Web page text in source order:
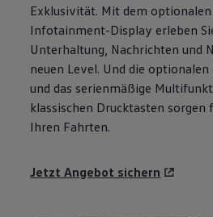
Exklusivität. Mit dem
Infotainment-Display erleben
Unterhaltung, Nachrichten und
neuen Level. Und die
und das serienmäßige
klassischen Drucktasten
Ihren Fahrten.
Jetzt Angebot sichern